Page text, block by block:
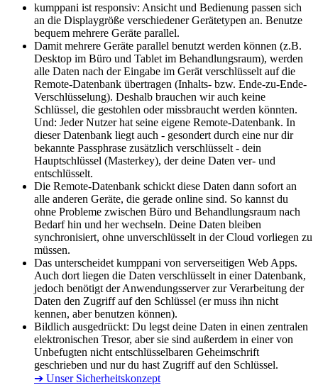
kumppani ist responsiv: Ansicht und Bedienung passen sich
an die Displaygröße verschiedener Gerätetypen an. Benutze
bequem mehrere Geräte parallel.
Damit mehrere Geräte parallel benutzt werden können (z.B.
Desktop im Büro und Tablet im Behandlungsraum), werden
alle Daten nach der Eingabe im Gerät verschlüsselt auf die
Remote-Datenbank übertragen (Inhalts- bzw. Ende-zu-Ende-
Verschlüsselung). Deshalb brauchen wir auch keine
Schlüssel, die gestohlen oder missbraucht werden könnten.
Und: Jeder Nutzer hat seine eigene Remote-Datenbank. In
dieser Datenbank liegt auch - gesondert durch eine nur dir
bekannte Passphrase zusätzlich verschlüsselt - dein
Hauptschlüssel (Masterkey), der deine Daten ver- und
entschlüsselt.
Die Remote-Datenbank schickt diese Daten dann sofort an
alle anderen Geräte, die gerade online sind. So kannst du
ohne Probleme zwischen Büro und Behandlungsraum nach
Bedarf hin und her wechseln. Deine Daten bleiben
synchronisiert, ohne unverschlüsselt in der Cloud vorliegen zu
müssen.
Das unterscheidet kumppani von serverseitigen Web Apps.
Auch dort liegen die Daten verschlüsselt in einer Datenbank,
jedoch benötigt der Anwendungsserver zur Verarbeitung der
Daten den Zugriff auf den Schlüssel (er muss ihn nicht
kennen, aber benutzen können).
Bildlich ausgedrückt: Du legst deine Daten in einen zentralen
elektronischen Tresor, aber sie sind außerdem in einer von
Unbefugten nicht entschlüsselbaren Geheimschrift
geschrieben und nur du hast Zugriff auf den Schlüssel.
➔ Unser Sicherheitskonzept